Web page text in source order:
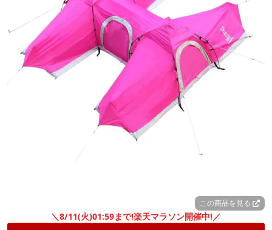
この商品を見る
＼8/11(火)01:59まで!楽天マラソン開催中!／